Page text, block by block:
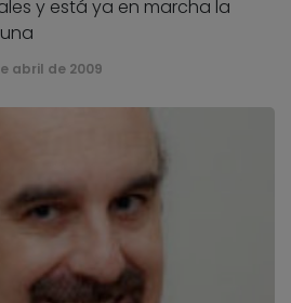
y está ya en marcha la
abril de 2009